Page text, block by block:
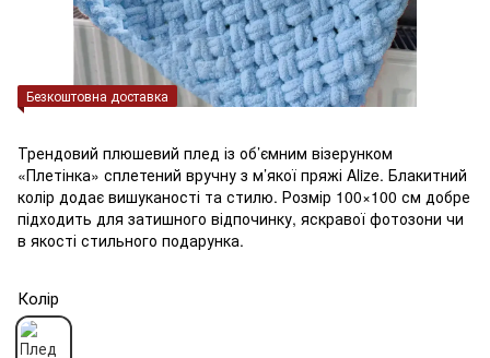
Безкоштовна доставка
Трендовий плюшевий плед із об’ємним візерунком
«Плетінка» сплетений вручну з м’якої пряжі Alize. Блакитний
колір додає вишуканості та стилю. Розмір 100×100 см добре
підходить для затишного відпочинку, яскравої фотозони чи
в якості стильного подарунка.
Колір